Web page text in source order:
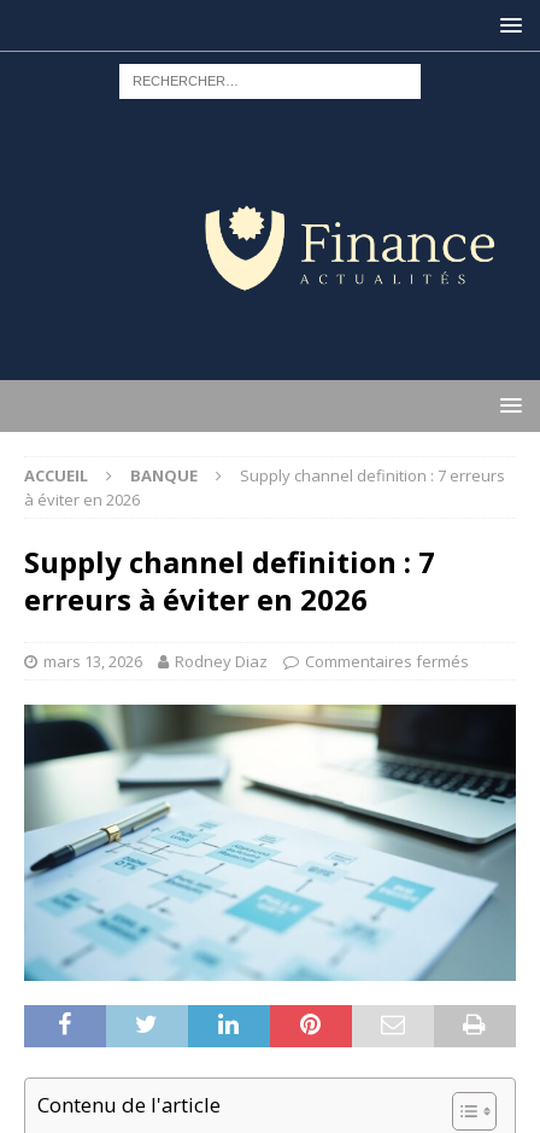
ACCUEIL BANQUE
Supply channel definition : 7 erreurs
à éviter en 2026
Supply channel definition : 7
erreurs à éviter en 2026
mars 13, 2026 Rodney Diaz Commentaires fermés
Contenu de l'article